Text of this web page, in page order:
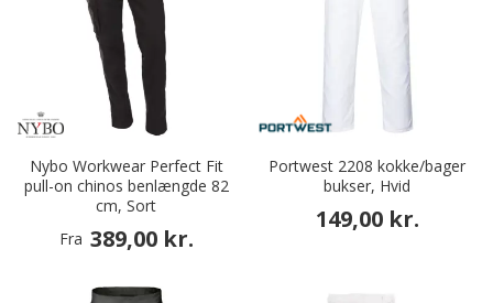
Nybo Workwear Perfect Fit
pull-on chinos benlængde 82
cm, Sort
Fra 389,00 kr.
Portwest 2208 kokke/bager
bukser, Hvid
149,00 kr.